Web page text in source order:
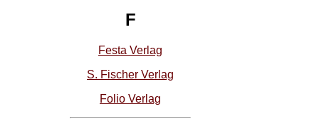
F
Festa Verlag
S. Fischer Verlag
Folio Verlag